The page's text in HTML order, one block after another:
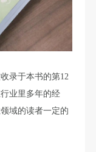
录于本书的第12
业里多年的经
域的读者一定的